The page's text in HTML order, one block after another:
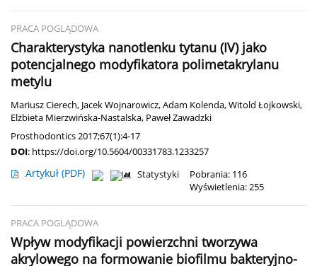
PRACA POGLĄDOWA
Charakterystyka nanotlenku tytanu (IV) jako
potencjalnego modyfikatora polimetakrylanu
metylu
Mariusz Cierech, Jacek Wojnarowicz,Adam Kolenda,Witold Łojkowski,
Elżbieta Mierzwińska-Nastalska, Paweł Zawadzki
Prosthodontics 2017;67(1):4-17
DOI: https://doi.org/10.5604/00331783.1233257
Artykuł (PDF) Statystyki
Pobrania: 116
Wyświetlenia: 255
PRACA POGLĄDOWA
Wpływ modyfikacji powierzchni tworzywa
akrylowego na formowanie biofilmu bakteryjno-